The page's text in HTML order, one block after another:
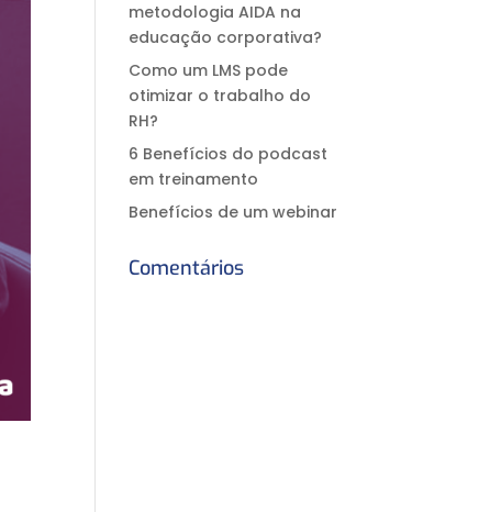
metodologia AIDA na
educação corporativa?⠀
Como um LMS pode
otimizar o trabalho do
RH?
6 Benefícios do podcast
em treinamento
Benefícios de um webinar
Comentários